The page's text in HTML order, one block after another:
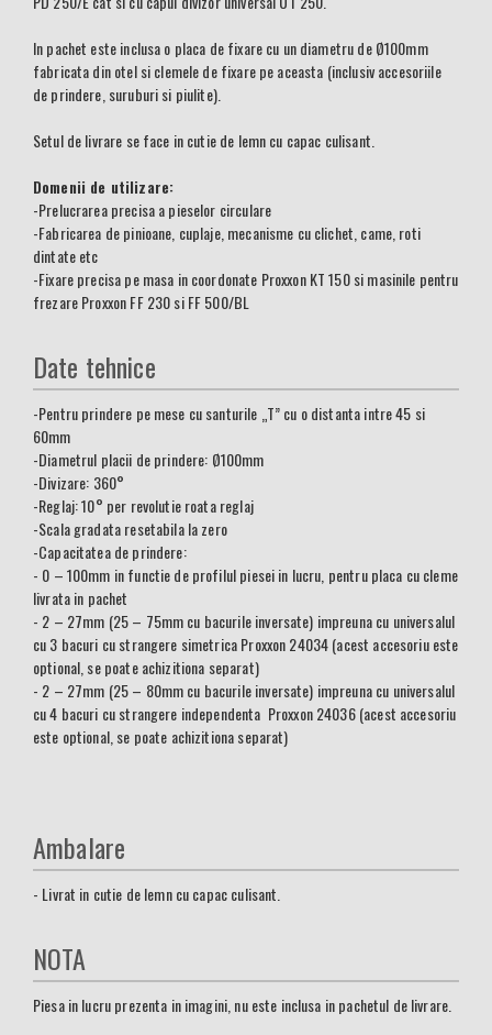
In pachet este inclusa o placa de fixare cu un diametru de Ø100mm
fabricata din otel si clemele de fixare pe aceasta (inclusiv accesoriile
de prindere, suruburi si piulite).
Setul de livrare se face in cutie de lemn cu capac culisant.
Domenii de utilizare:
-Prelucrarea precisa a pieselor circulare
-Fabricarea de pinioane, cuplaje, mecanisme cu clichet, came, roti
dintate etc
-Fixare precisa pe masa in coordonate Proxxon KT 150 si masinile pentru
frezare Proxxon FF 230 si FF 500/BL
Date tehnice
-Pentru prindere pe mese cu santurile „T” cu o distanta intre 45 si
60mm
-Diametrul placii de prindere: Ø100mm
-Divizare: 360°
-Reglaj: 10° per revolutie roata reglaj
-Scala gradata resetabila la zero
-Capacitatea de prindere:
- 0 – 100mm in functie de profilul piesei in lucru, pentru placa cu cleme
livrata in pachet
- 2 – 27mm (25 – 75mm cu bacurile inversate) impreuna cu universalul
cu 3 bacuri cu strangere simetrica Proxxon 24034 (acest accesoriu este
optional, se poate achizitiona separat)
- 2 – 27mm (25 – 80mm cu bacurile inversate) impreuna cu universalul
cu 4 bacuri cu strangere independenta Proxxon 24036 (acest accesoriu
este optional, se poate achizitiona separat)
Ambalare
- Livrat in cutie de lemn cu capac culisant.
NOTA
Piesa in lucru prezenta in imagini, nu este inclusa in pachetul de livrare.